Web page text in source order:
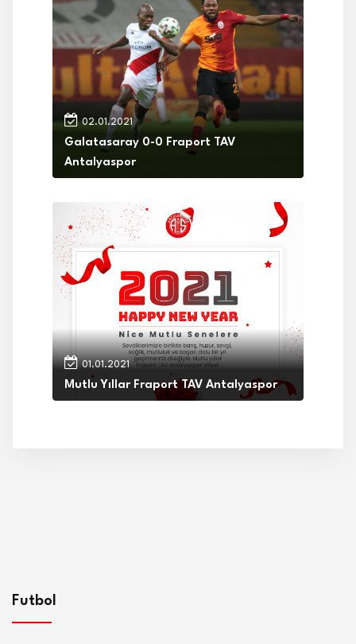
02.01.2021
Galatasaray 0-0 Fraport TAV
Antalyaspor
01.01.2021
Mutlu Yıllar Fraport TAV Antalyaspor
Futbol